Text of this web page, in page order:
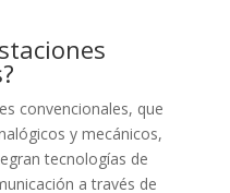
convencionales, que
y mecánicos,
tecnologías de
a través de